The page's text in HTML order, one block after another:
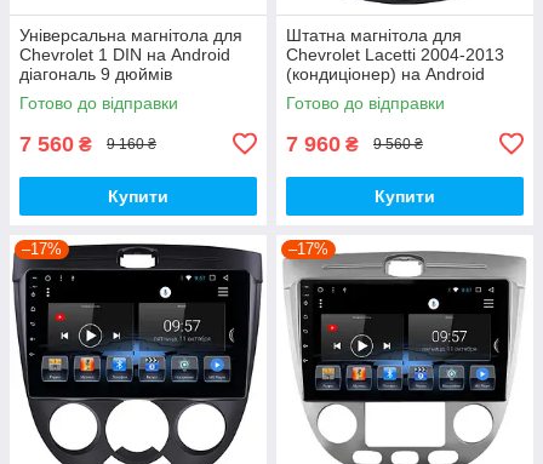
Універсальна магнітола для
Chevrolet 1 DIN на Android
діагональ 9 дюймів
Готово до відправки
7 560 ₴ 9 160 ₴
Купити
Штатна магнітола для
Chevrolet Lacetti 2004-2013
(кондиціонер) на Android
Готово до відправки
7 960 ₴ 9 560 ₴
Купити
–17% –17%